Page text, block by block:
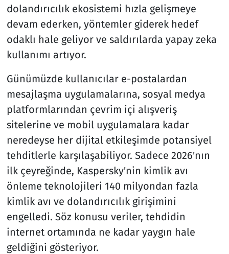
dolandırıcılık ekosistemi hızla gelişmeye
devam ederken, yöntemler giderek hedef
odaklı hale geliyor ve saldırılarda yapay zeka
kullanımı artıyor.
Günümüzde kullanıcılar e-postalardan
mesajlaşma uygulamalarına, sosyal medya
platformlarından çevrim içi alışveriş
sitelerine ve mobil uygulamalara kadar
neredeyse her dijital etkileşimde potansiyel
tehditlerle karşılaşabiliyor. Sadece 2026'nın
ilk çeyreğinde, Kaspersky'nin kimlik avı
önleme teknolojileri 140 milyondan fazla
kimlik avı ve dolandırıcılık girişimini
engelledi. Söz konusu veriler, tehdidin
internet ortamında ne kadar yaygın hale
geldiğini gösteriyor.